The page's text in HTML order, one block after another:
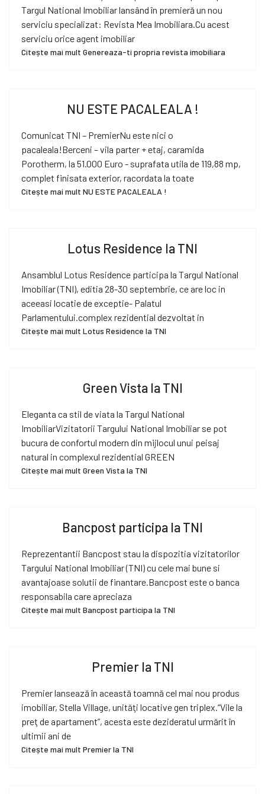
Targul National Imobiliar lansând în premieră un nou
serviciu specializat: Revista Mea Imobiliara.Cu acest
serviciu orice agent imobiliar
Citește mai mult Genereaza-ti propria revista imobiliara
NU ESTE PACALEALA !
Comunicat TNI – PremierNu este nici o
pacaleala!Berceni – vila parter + etaj, caramida
Porotherm, la 51.000 Euro - suprafata utila de 119,88 mp,
complet finisata exterior, racordata la toate
Citește mai mult NU ESTE PACALEALA !
Lotus Residence la TNI
Ansamblul Lotus Residence participa la Targul National
Imobiliar (TNI), editia 28-30 septembrie, ce are loc in
aceeasi locatie de exceptie- Palatul
Parlamentului.complex rezidential dezvoltat in
Citește mai mult Lotus Residence la TNI
Green Vista la TNI
Eleganta ca stil de viata la Targul National
ImobiliarVizitatorii Targului National Imobiliar se pot
bucura de confortul modern din mijlocul unui peisaj
natural in complexul rezidential GREEN
Citește mai mult Green Vista la TNI
Bancpost participa la TNI
Reprezentantii Bancpost stau la dispozitia vizitatorilor
Targului National Imobiliar (TNI) cu cele mai bune si
avantajoase solutii de finantare.Bancpost este o banca
responsabila care apreciaza
Citește mai mult Bancpost participa la TNI
Premier la TNI
Premier lansează în această toamnă cel mai nou produs
imobiliar, Stella Village, unităţi locative gen triplex.“Vile la
preţ de apartament”, acesta este dezideratul urmărit în
ultimii ani de
Citește mai mult Premier la TNI